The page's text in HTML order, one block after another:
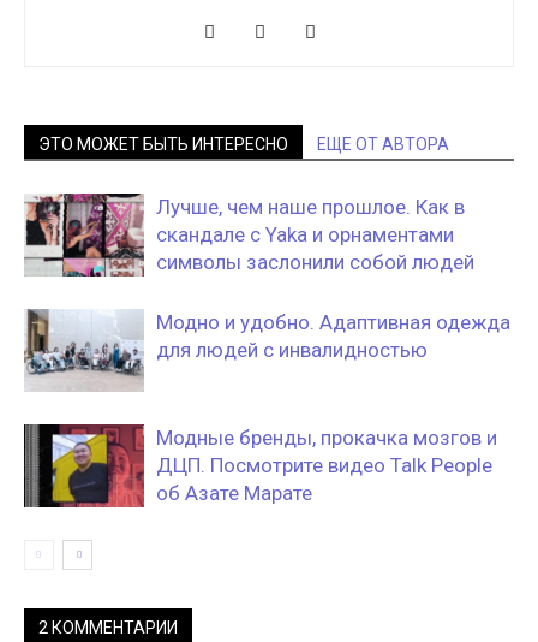
ЭТО МОЖЕТ БЫТЬ ИНТЕРЕСНО ЕЩЕ ОТ АВТОРА
Лучше, чем наше прошлое. Как в
скандале с Yaka и орнаментами
символы заслонили собой людей
Модно и удобно. Адаптивная одежда
для людей с инвалидностью
Модные бренды, прокачка мозгов и
ДЦП. Посмотрите видео Talk People
об Азате Марате
2 КОММЕНТАРИИ